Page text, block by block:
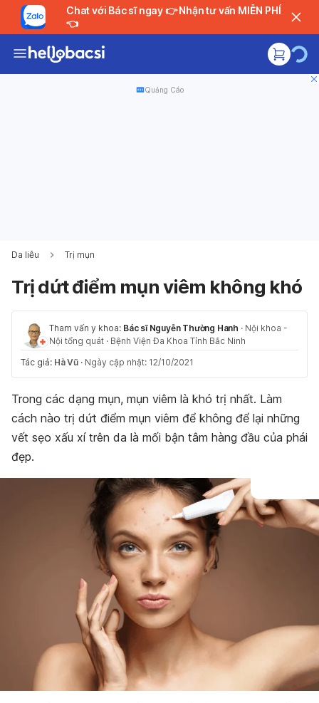
Chat với Bác sĩ ngay 👉 Nhận tư vấn MIỄN PHÍ
👈
Quảng Cáo
Da liễu Trị mụn
Trị dứt điểm mụn viêm không khó
Tham vấn y khoa: Bác sĩ Nguyễn Thường Hanh · Nội khoa -
Nội tổng quát · Bệnh Viện Đa Khoa Tỉnh Bắc Ninh
Tác giả: Hà Vũ · Ngày cập nhật: 12/10/2021
Trong các dạng mụn, mụn viêm là khó trị nhất. Làm
cách nào trị dứt điểm mụn viêm để không để lại những
vết sẹo xấu xí trên da là mối bận tâm hàng đầu của phái
đẹp.